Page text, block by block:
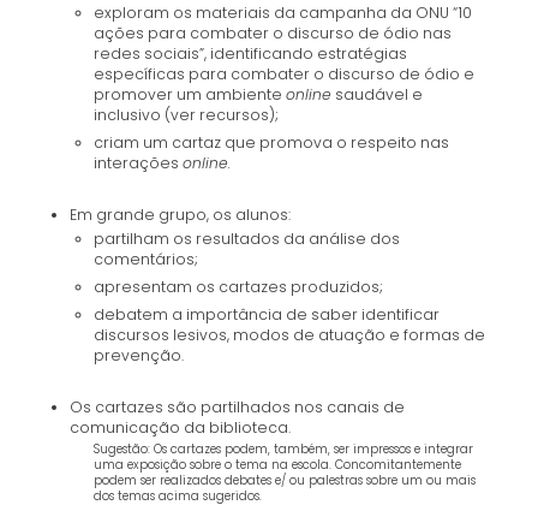
exploram os materiais da campanha da ONU “10
ações para combater o discurso de ódio nas
redes sociais”, identificando estratégias
específicas para combater o discurso de ódio e
promover um ambienteonline saudável e
inclusivo (ver recursos);
criam um cartaz que promova o respeito nas
interaçõesonline.
Em grande grupo, os alunos:
partilham os resultados da análise dos
comentários;
apresentam os cartazes produzidos;
debatem a importância de saber identificar
discursos lesivos, modos de atuação e formas de
prevenção.
Os cartazes são partilhados nos canais de
comunicação da biblioteca.
Sugestão: Os cartazes podem, também, ser impressos e integrar
uma exposição sobre o tema na escola. Concomitantemente
podem ser realizados debates e/ ou palestras sobre um ou mais
dos temas acima sugeridos.